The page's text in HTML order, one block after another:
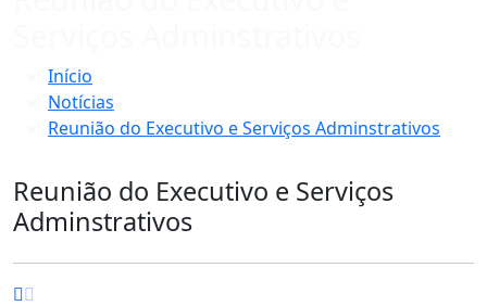
Início
Notícias
Reunião do Executivo e Serviços Adminstrativos
Reunião do Executivo e Serviços
Adminstrativos